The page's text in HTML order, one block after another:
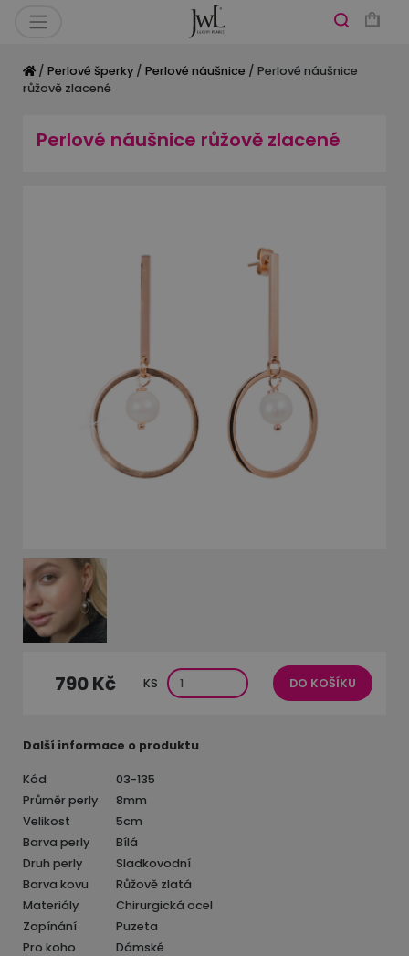
/ Perlové šperky / Perlové náušnice / Perlové náušnice
růžově zlacené
Perlové náušnice růžově zlacené
790 Kč KS DO KOŠÍKU
Další informace o produktu
Kód
03-135
Průměr perly
8mm
Velikost
5cm
Barva perly
Bílá
Druh perly
Sladkovodní
Barva kovu
Růžově zlatá
Materiály
Chirurgická ocel
Zapínání
Puzeta
Pro koho
Dámské